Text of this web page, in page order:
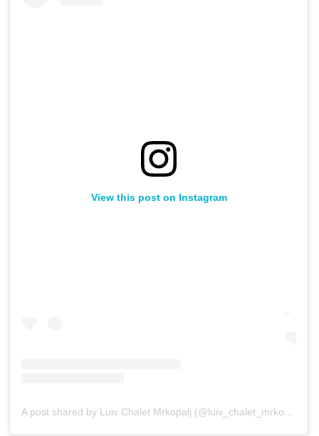
View this post on Instagram
A post shared by Luiv Chalet Mrkopalj (@luiv_chalet_mrkopalj)